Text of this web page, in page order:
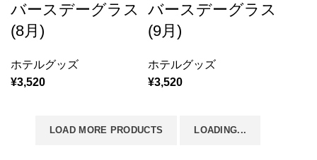
バースデーグラス
(8月)
ホテルグッズ
¥3,520
バースデーグラス
(9月)
ホテルグッズ
¥3,520
LOAD MORE PRODUCTS LOADING...